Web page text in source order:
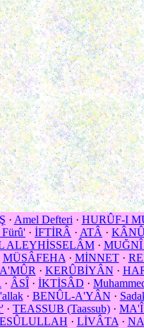
· Amel Defteri · HURÛF-I
· İFTİRÂ · ATÂ ·
ALEYHİSSELÂM· MUĞNÎ
MÜSÂFEHA · MİNNET·
· KERÛBİYÂN ·
· ÂSÎ · İKTİSÂD ·
· BENÛL-A'YÂN ·
· TEASSUB (Taassub) ·
· LİVÂTA ·